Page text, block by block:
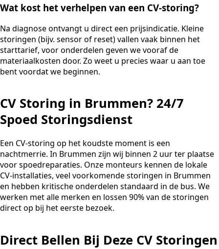
Wat kost het verhelpen van een CV-storing?
Na diagnose ontvangt u direct een prijsindicatie. Kleine
storingen (bijv. sensor of reset) vallen vaak binnen het
starttarief, voor onderdelen geven we vooraf de
materiaalkosten door. Zo weet u precies waar u aan toe
bent voordat we beginnen.
CV Storing in Brummen? 24/7
Spoed Storingsdienst
Een CV-storing op het koudste moment is een
nachtmerrie. In Brummen zijn wij binnen 2 uur ter plaatse
voor spoedreparaties. Onze monteurs kennen de lokale
CV-installaties, veel voorkomende storingen in Brummen
en hebben kritische onderdelen standaard in de bus. We
werken met alle merken en lossen 90% van de storingen
direct op bij het eerste bezoek.
Direct Bellen Bij Deze CV Storingen